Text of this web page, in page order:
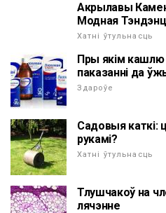
Акрылавы
Модная
Хатні ўтульнасць
Пры якім
паказанні да
Здароўе
Садовыя каткі:
рукамі?
Хатні ўтульнасць
Тлушчакоў на
лячэнне